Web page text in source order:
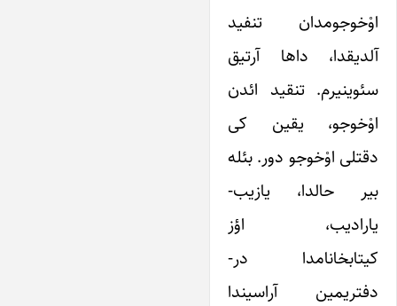
اوْخوجومدان تنفید
آلدیقدا، داها آرتیق
سئوینیرم. تنقید ائدن
اوْخوجو، یقین کی
دقتلی اوْخوجو دور. بئله
بیر حالدا، یازیب-
یارادیب، اؤز
کیتابخانامدا در-
دفتریمین آراسیندا